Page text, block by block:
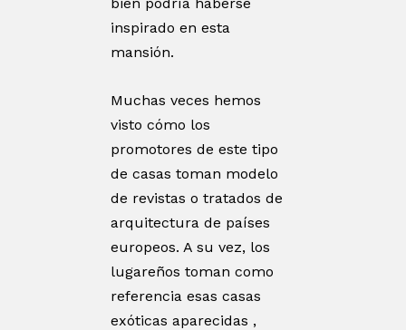
inspirado en esta
mansión.
Muchas veces hemos
visto cómo los
promotores de este tipo
de casas toman modelo
de revistas o tratados de
arquitectura de países
europeos. A su vez, los
lugareños toman como
referencia esas casas
exóticas aparecidas ,